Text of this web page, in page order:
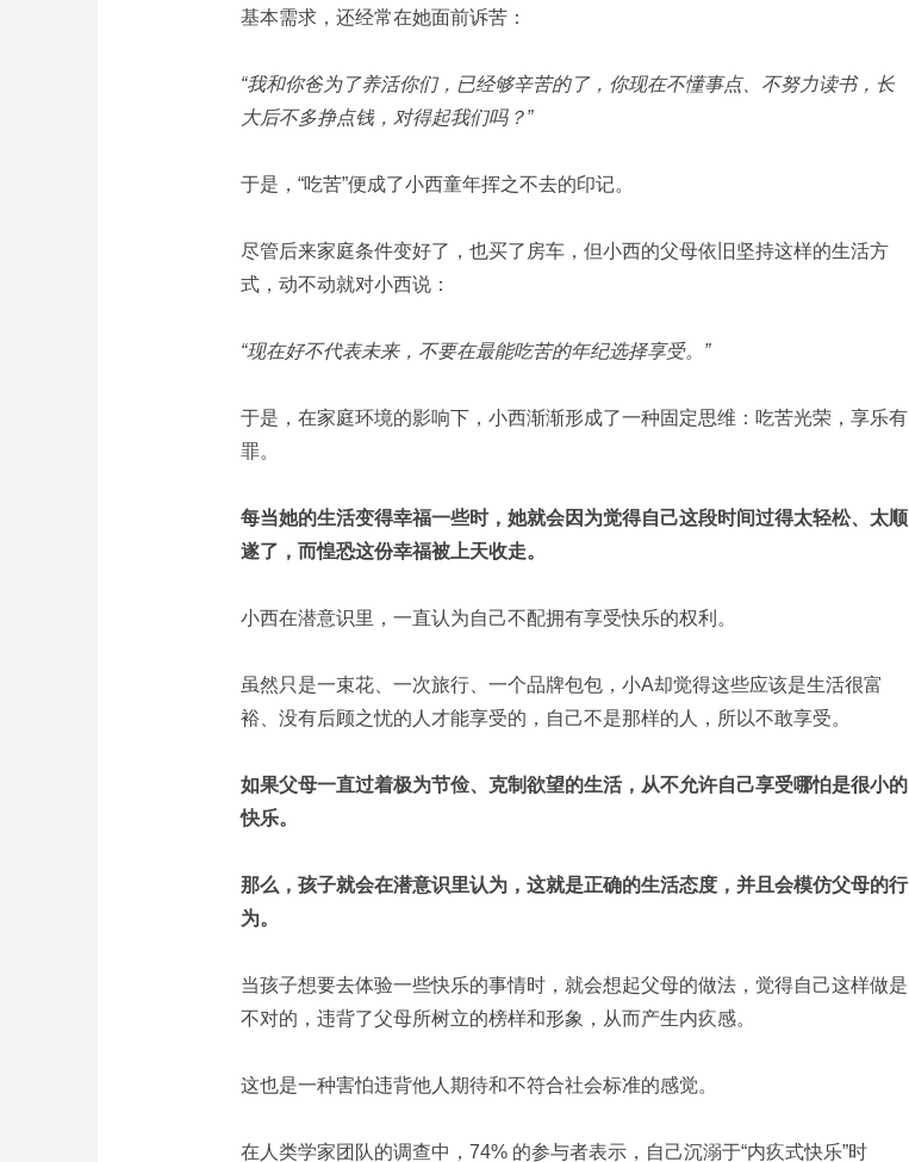
基本需求，还经常在她面前诉苦：
“我和你爸为了养活你们，已经够辛苦的了，你现在不懂事点、不努力读书，长
大后不多挣点钱，对得起我们吗？”
于是，“吃苦”便成了小西童年挥之不去的印记。
尽管后来家庭条件变好了，也买了房车，但小西的父母依旧坚持这样的生活方
式，动不动就对小西说：
“现在好不代表未来，不要在最能吃苦的年纪选择享受。”
于是，在家庭环境的影响下，小西渐渐形成了一种固定思维：吃苦光荣，享乐有
罪。
每当她的生活变得幸福一些时，她就会因为觉得自己这段时间过得太轻松、太顺
遂了，而惶恐这份幸福被上天收走。
小西在潜意识里，一直认为自己不配拥有享受快乐的权利。
虽然只是一束花、一次旅行、一个品牌包包，小A却觉得这些应该是生活很富
裕、没有后顾之忧的人才能享受的，自己不是那样的人，所以不敢享受。
如果父母一直过着极为节俭、克制欲望的生活，从不允许自己享受哪怕是很小的
快乐。
那么，孩子就会在潜意识里认为，这就是正确的生活态度，并且会模仿父母的行
为。
当孩子想要去体验一些快乐的事情时，就会想起父母的做法，觉得自己这样做是
不对的，违背了父母所树立的榜样和形象，从而产生内疚感。
这也是一种害怕违背他人期待和不符合社会标准的感觉。
在人类学家团队的调查中，74% 的参与者表示，自己沉溺于“内疚式快乐”时